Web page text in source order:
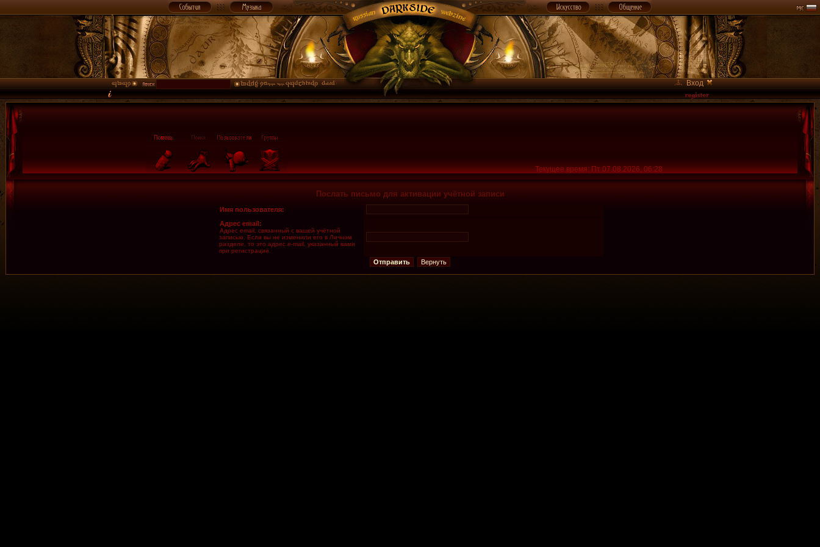
Вход
Текущее время: Пт 07.08.2026, 06:28
Послать письмо для активации учётной записи
Имя пользователя:
Адрес email:
Адрес email, связанный с вашей учётной
записью. Если вы не изменили его в Личном
разделе, то это адрес e-mail, указанный вами
при регистрации.